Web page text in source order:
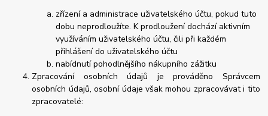
zřízení a administrace uživatelského účtu, pokud tuto
dobu neprodloužíte. K prodloužení dochází aktivním
využíváním uživatelského účtu, čili při každém
přihlášení do uživatelského účtu
nabídnutí pohodlnějšího nákupního zážitku
Zpracování osobních údajů je prováděno Správcem
osobních údajů, osobní údaje však mohou zpracovávat i tito
zpracovatelé: